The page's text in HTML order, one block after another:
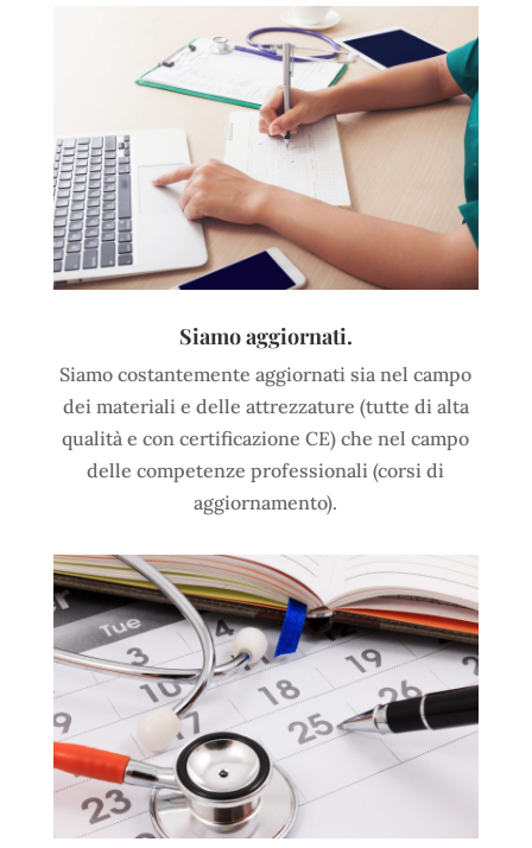
Siamo aggiornati.
Siamo costantemente aggiornati sia nel campo
dei materiali e delle attrezzature (tutte di alta
qualità e con certificazione CE) che nel campo
delle competenze professionali (corsi di
aggiornamento).